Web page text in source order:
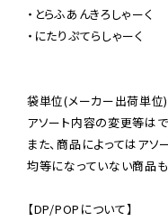
・とらふあんきろしゃーく
・にたりぷてらしゃーく
袋単位(メーカー出荷単位
アソート内容の変更等はで
また、商品によってはアソ
均等になっていない商品も
【DP/POPについて】